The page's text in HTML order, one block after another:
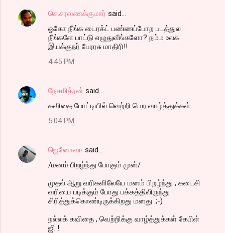
செ.சரவணக்குமார் said…
ஓகோ நீங்க டைரக்ட் பண்ணப்போற படத்துல
நீங்களே பாட்டு எழுதுவீங்களோ? நம்ம உலக
இயக்குநர் பேரரசு மாதிரி!!
4:45 PM
நேசமித்ரன் said…
கவிதை போட்டியில் வெற்றி பெற வாழ்த்துக்கள்
5:04 PM
ஜெனோவா said…
/மனம் பிறழ்ந்து போகும் முன்/
முதல் ஆறு வரிகளிலேயே மனம் பிறழ்ந்து , கடைசி
வரியை படிக்கும் போது பக்கத்திலிருந்து
சிரித்துக்கொண்டிருக்கிறது மனது .;-)
நல்லக் கவிதை , வெற்றிக்கு வாழ்த்துக்கள் கேபிள்
ஜி !